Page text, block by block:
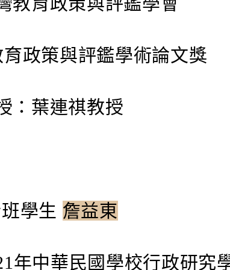
政策與評鑑學術論文獎
：葉連祺教授
學生 詹益東
年中華民國學校行政研究